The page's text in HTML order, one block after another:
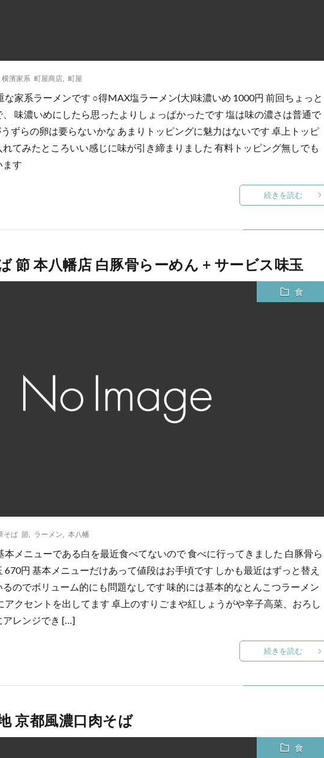
横濱家系 町屋商店 町屋
な家系ラーメンです ○得MAX塩ラーメン(大)味濃いめ 1000円 前回ちょっと
味濃いめにしたら思ったよりしょっぱかったです 塩は味の濃さは普通で
ずらの卵は要らないかな あまりトッピングに魅力はないです 卓上トッピ
てみたところいい感じに味が引き締まりました 有料トッピング無しでも
ます
続きを読む
節 本八幡店 白豚骨らーめん + サービス味玉
食
そば 節 ラーメン 本八幡
本メニューである白を最近食べてないので 食べに行ってきました 白豚骨ら
670円 基本メニューだけあって値段はお手頃です しかも最近はずっと替え
のでボリューム的にも問題なしです 味的には基本的なとんこつラーメン
アクセントを出してます 卓上のすりごまや紅しょうがや辛子高菜、おろし
アレンジでき […]
続きを読む
京都風濃口肉そば
食